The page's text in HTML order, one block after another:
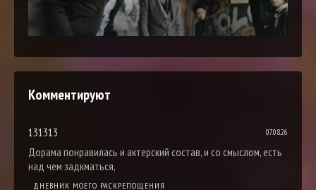
Комментируют
131313 07.08.26
Дорама понравилась и актерский состав, и со смыслом, есть
над чем задкматься,
ДНЕВНИК МОЕГО РАСКРЕПОЩЕНИЯ